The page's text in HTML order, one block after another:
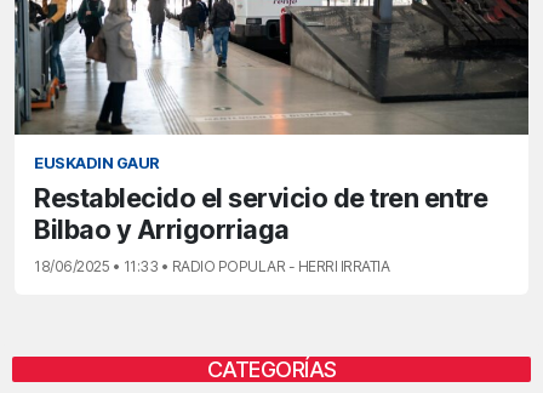
EUSKADIN GAUR
Restablecido el servicio de tren entre
Bilbao y Arrigorriaga
18/06/2025 • 11:33 • RADIO POPULAR - HERRI IRRATIA
CATEGORÍAS